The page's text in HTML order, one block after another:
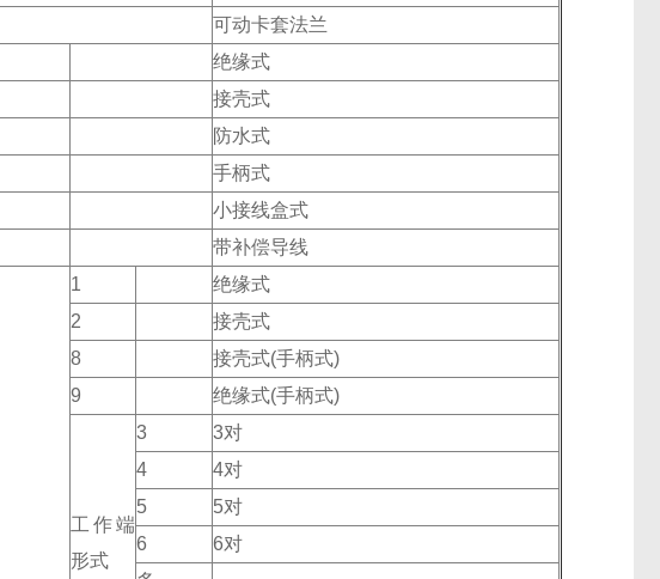
可动卡套法兰
绝缘式
接壳式
防水式
手柄式
小接线盒式
带补偿导线
1
绝缘式
2
接壳式
8
接壳式(手柄式)
9
绝缘式(手柄式)
工作端
形式
3
3对
4
4对
5
5对
6
6对